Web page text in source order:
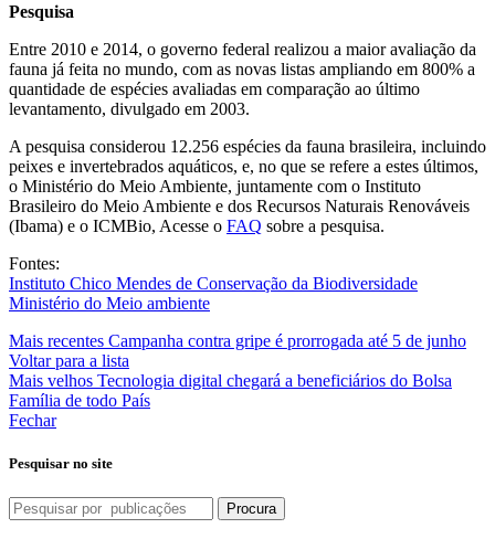
Pesquisa
Entre 2010 e 2014, o governo federal realizou a maior avaliação da
fauna já feita no mundo, com as novas listas ampliando em 800% a
quantidade de espécies avaliadas em comparação ao último
levantamento, divulgado em 2003.
A pesquisa considerou 12.256 espécies da fauna brasileira, incluindo
peixes e invertebrados aquáticos, e, no que se refere a estes últimos,
o Ministério do Meio Ambiente, juntamente com o Instituto
Brasileiro do Meio Ambiente e dos Recursos Naturais Renováveis
(Ibama) e o ICMBio, Acesse o FAQ sobre a pesquisa.
Fontes:
Instituto Chico Mendes de Conservação da Biodiversidade
Ministério do Meio ambiente
Mais recentes Campanha contra gripe é prorrogada até 5 de junho
Voltar para a lista
Mais velhos Tecnologia digital chegará a beneficiários do Bolsa
Família de todo País
Fechar
Pesquisar no site
Procura